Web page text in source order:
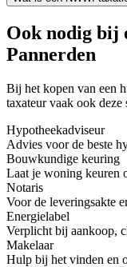
Ook nodig bij
Pannerden
Bij het kopen van een
taxateur vaak ook deze
Hypotheekadviseur
Advies voor de beste
Bouwkundige keuring
Laat je woning keuren
Notaris
Voor de leveringsakte
Energielabel
Verplicht bij aankoop,
Makelaar
Hulp bij het vinden en